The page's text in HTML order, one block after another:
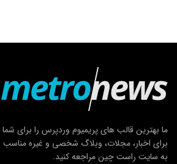
ما بهترین قالب های پریمیوم وردپرس را برای
برای اخبار، مجلات، وبلاگ شخصی و غیره
به سایت راست چین مراجعه کنید.